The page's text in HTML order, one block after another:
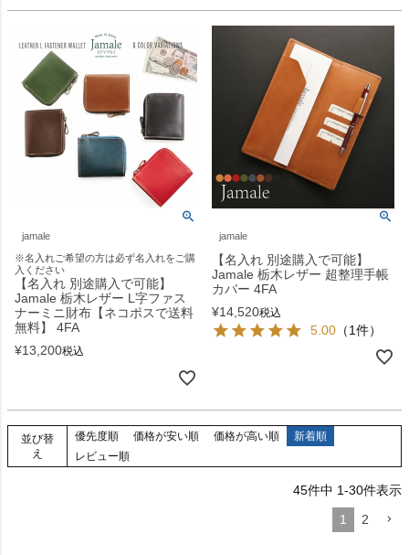
jamale
※名入れご希望の方は必ず名入れをご購
入ください
【名入れ 別途購入で可能】
Jamale 栃木レザー L字ファス
ナーミニ財布【ネコポスで送料
無料】 4FA
¥13,200税込
jamale
【名入れ 別途購入で可能】
Jamale 栃木レザー 超整理手帳
カバー 4FA
¥14,520税込
5.00 （1件）
並び替
え
優先度順 価格が安い順 価格が高い順
新着順
レビュー順
45件中 1-30件表示
1
2